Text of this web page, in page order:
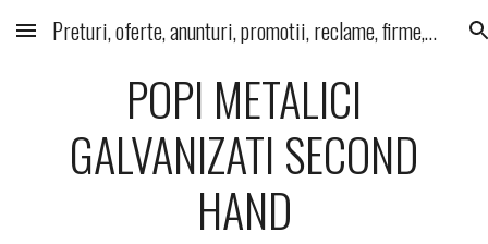
Skip to main content Skip to navigation
Preturi, oferte, anunturi, promotii, reclame, firme, produse, servicii
POPI METALICI
GALVANIZATI SECOND
HAND